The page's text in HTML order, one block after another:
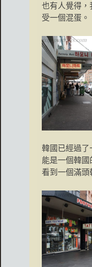
也有人覺得，
受一個混蛋。
韓國已經過
能是一個韓
看到一個滿頭